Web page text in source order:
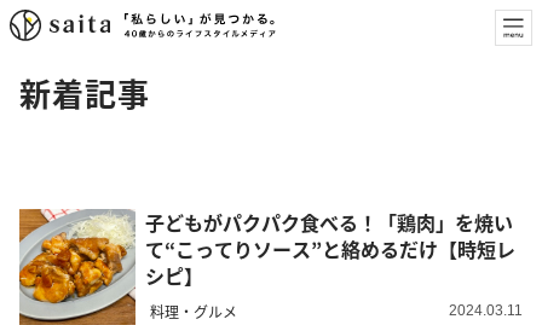
新着記事
子どもがパクパク食べる！「鶏肉」を焼い
て“こってりソース”と絡めるだけ【時短レ
シピ】
料理・グルメ 2024.03.11